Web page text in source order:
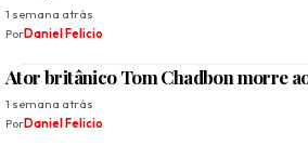
1 semana atrás
PorDaniel Felicio
Ator britânico Tom Chadbon morre
1 semana atrás
PorDaniel Felicio